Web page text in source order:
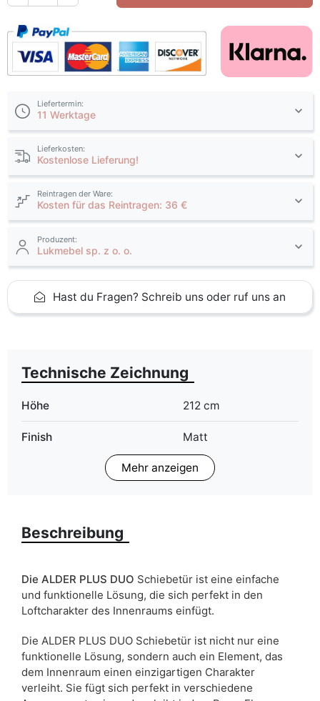
Liefertermin:
11 Werktage
Lieferkosten:
Kostenlose Lieferung!
Reintragen der Ware:
Kosten für das Reintragen: 36 €
Produzent:
Lukmebel sp. z o. o.
Hast du Fragen? Schreib uns oder ruf uns an
Technische Zeichnung
Höhe 212 cm
Finish Matt
Esche dunkel
craft gold eiche
Breite
132/152/172/192/212
cm
Liefertermin: 11 Werktage
Aufgrund des Produktionsprozesses und der
Materialeigenschaften sind Maßabweichungen von +/- 2–3 cm
Mehr anzeigen
Beschreibung
Die ALDER PLUS DUO Schiebetür ist eine einfache
und funktionelle Lösung, die sich perfekt in den
Loftcharakter des Innenraums einfügt.
Die ALDER PLUS DUO Schiebetür ist nicht nur eine
funktionelle Lösung, sondern auch ein Element, das
dem Innenraum einen einzigartigen Charakter
verleiht. Sie fügt sich perfekt in verschiedene